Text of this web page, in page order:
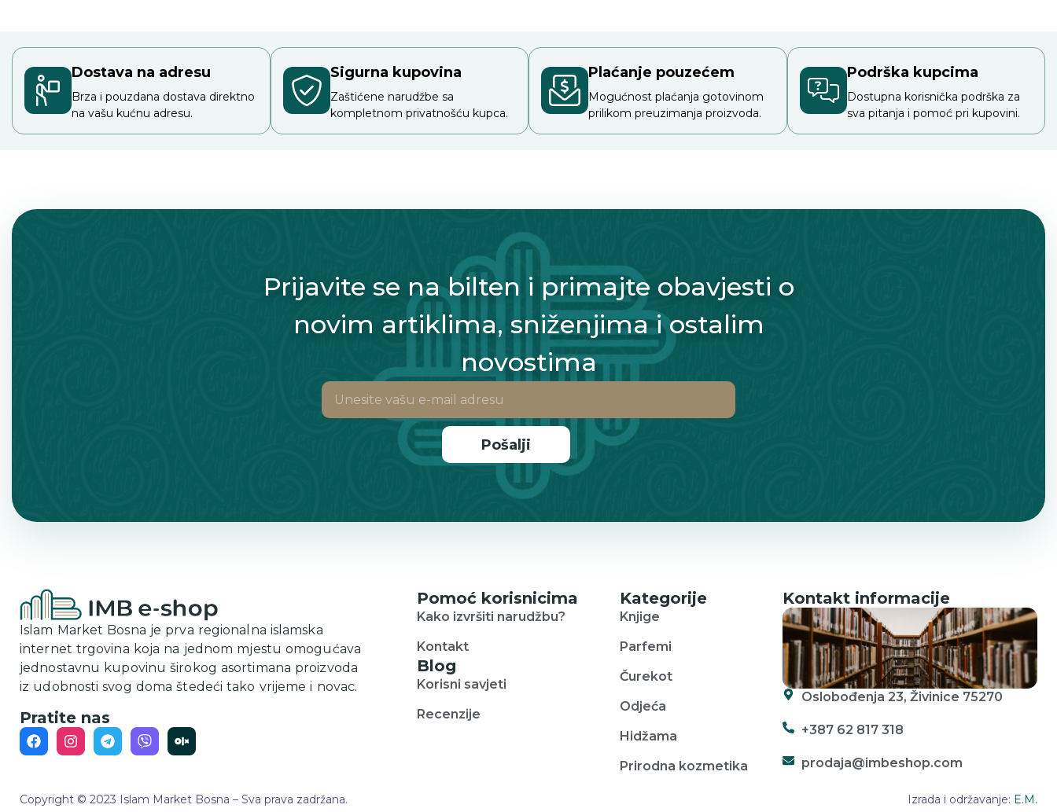
Dostava na adresu
Brza i pouzdana dostava direktno
na vašu kućnu adresu.
Sigurna kupovina
Zaštićene narudžbe sa
kompletnom privatnošću kupca.
Plaćanje pouzećem
Mogućnost plaćanja gotovinom
prilikom preuzimanja proizvoda.
Podrška kupcima
Dostupna korisnička podrška za
sva pitanja i pomoć pri kupovini.
Prijavite se na bilten i primajte obavjesti o
novim artiklima, sniženjima i ostalim
novostima
Pošalji
Islam Market Bosna je prva regionalna islamska
internet trgovina koja na jednom mjestu omogućava
jednostavnu kupovinu širokog asortimana proizvoda
iz udobnosti svog doma štedeći tako vrijeme i novac.
Pratite nas
Pomoć korisnicima
Kako izvršiti narudžbu?
Kontakt
Blog
Korisni savjeti
Recenzije
Kategorije
Knjige
Parfemi
Čurekot
Odjeća
Hidžama
Prirodna kozmetika
Kontakt informacije
Oslobođenja 23, Živinice 75270
+387 62 817 318
prodaja@imbeshop.com
Copyright © 2023 Islam Market Bosna – Sva prava zadržana. Izrada i održavanje: E.M.